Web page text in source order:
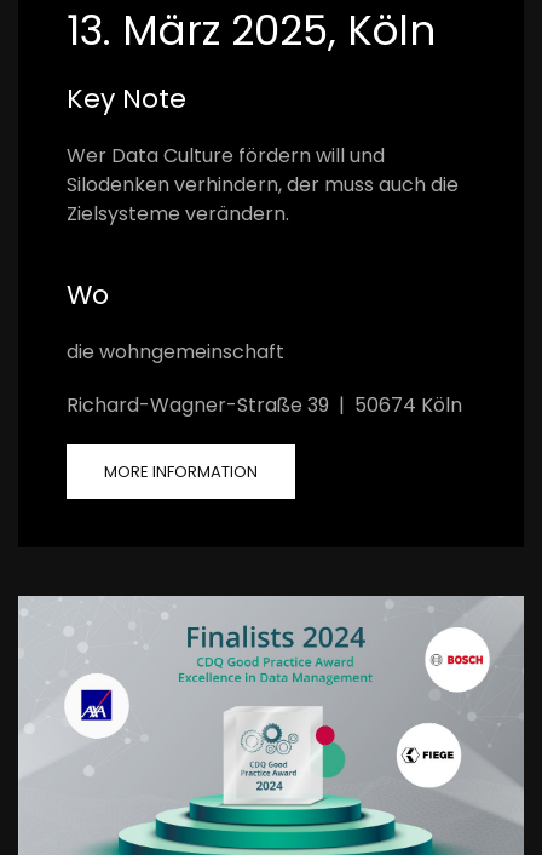
13. März 2025, Köln
Key Note
Wer Data Culture fördern will und
Silodenken verhindern, der muss auch die
Zielsysteme verändern.
Wo
die wohngemeinschaft
Richard-Wagner-Straße 39 | 50674 Köln
MORE INFORMATION